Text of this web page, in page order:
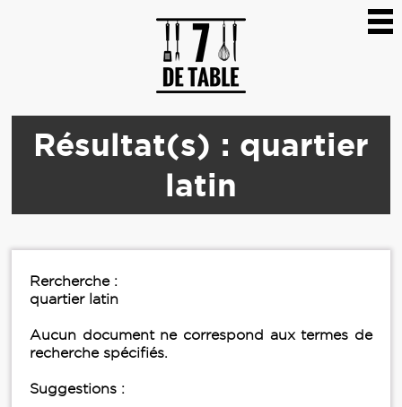
Résultat(s) : quartier
latin
Rercherche :
quartier latin
Aucun document ne correspond aux termes de
recherche spécifiés.
Suggestions :